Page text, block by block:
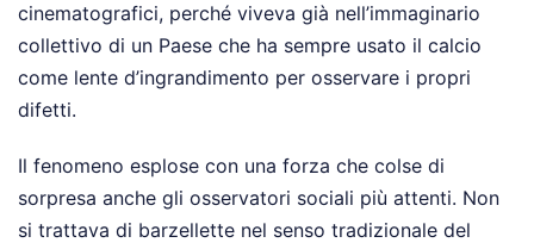
cinematografici, perché viveva già nell’immaginario
collettivo di un Paese che ha sempre usato il calcio
come lente d’ingrandimento per osservare i propri
difetti.
Il fenomeno esplose con una forza che colse di
sorpresa anche gli osservatori sociali più attenti. Non
si trattava di barzellette nel senso tradizionale del